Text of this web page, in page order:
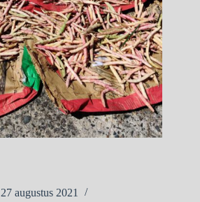
27 augustus 2021